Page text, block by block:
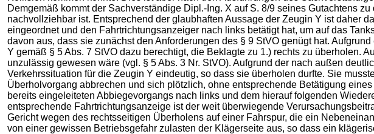
Demgemäß kommt der Sachverständige Dipl.-Ing. X auf S. 8/9 seines Gutachtens
nachvollziehbar ist. Entsprechend der glaubhaften Aussage der Zeugin Y ist daher
eingeordnet und den Fahrtrichtungsanzeiger nach links betätigt hat, um auf das
davon aus, dass sie zunächst den Anforderungen des § 9 StVO genügt hat.
Y gemäß § 5 Abs. 7 StVO dazu berechtigt, die Beklagte zu 1.) rechts zu überholen.
unzulässig gewesen wäre (vgl. § 5 Abs. 3 Nr. StVO). Aufgrund der nach außen
Verkehrssituation für die Zeugin Y eindeutig, so dass sie überholen durfte. Sie
Überholvorgang abbrechen und sich plötzlich, ohne entsprechende Betätigung
bereits eingeleiteten Abbiegevorgangs nach links und dem hierauf folgenden
entsprechende Fahrtrichtungsanzeige ist der weit überwiegende
Gericht wegen des rechtsseitigen Überholens auf einer Fahrspur, die ein
von einer gewissen Betriebsgefahr zulasten der Klägerseite aus, so dass ein